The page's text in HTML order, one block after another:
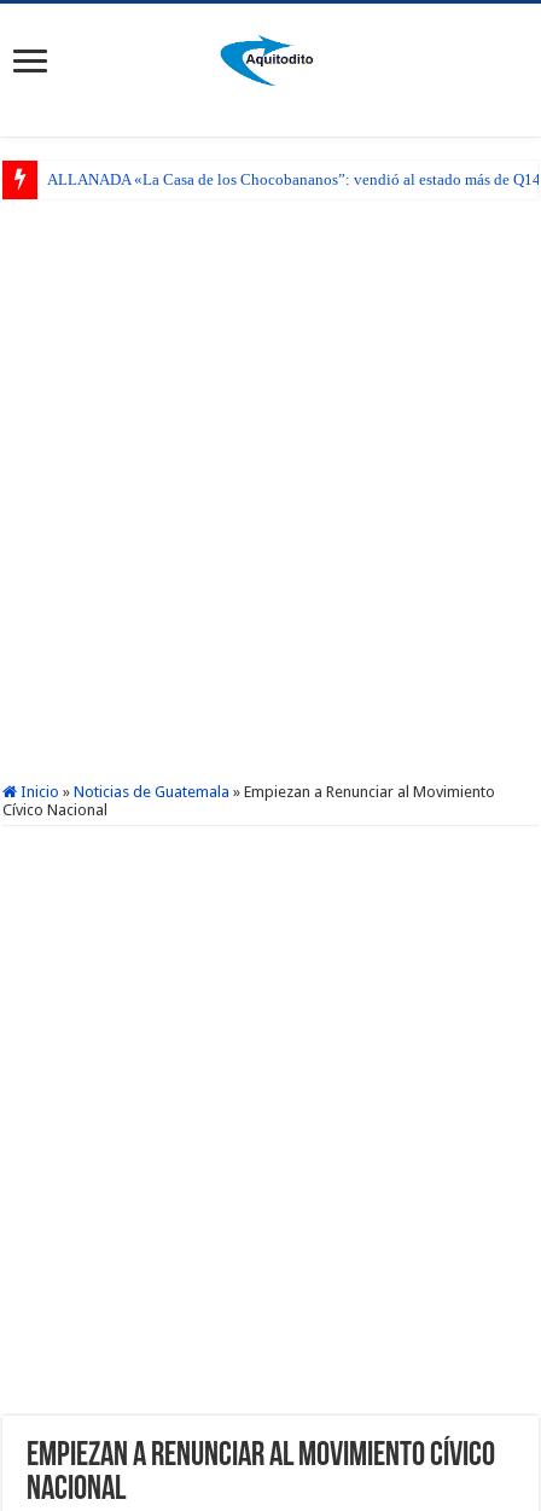
ALLANADA «La Casa de los Chocobananos”: vendió al estado más de
Inicio » Noticias de Guatemala » Empiezan a Renunciar al Movimiento
Cívico Nacional
Empiezan a Renunciar al Movimiento Cívico
Nacional